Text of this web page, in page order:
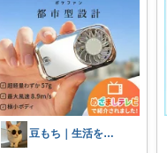
豆もち｜生活を彩るマストバイ